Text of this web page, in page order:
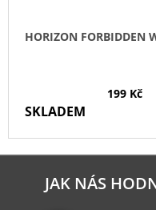
HORIZON FORBIDDEN
199 Kč
SKLADEM
JAK NÁS